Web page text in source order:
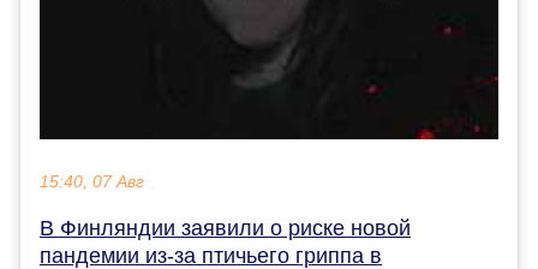
15:40, 07 Авг
В Финляндии заявили о риске новой
пандемии из-за птичьего гриппа в